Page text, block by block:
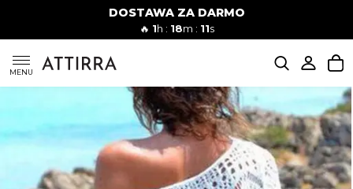
DOSTAWA ZA DARMO
🔥 1h : 18m : 10s
MENU
Mężczyźni
SUKIENKI
KOMBINEZONY